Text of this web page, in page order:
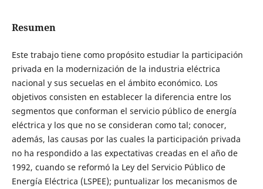
Resumen
Este trabajo tiene como propósito estudiar la participación
privada en la modernización de la industria eléctrica
nacional y sus secuelas en el ámbito económico. Los
objetivos consisten en establecer la diferencia entre los
segmentos que conforman el servicio público de energía
eléctrica y los que no se consideran como tal; conocer,
además, las causas por las cuales la participación privada
no ha respondido a las expectativas creadas en el año de
1992, cuando se reformó la Ley del Servicio Público de
Energía Eléctrica (LSPEE); puntualizar los mecanismos de